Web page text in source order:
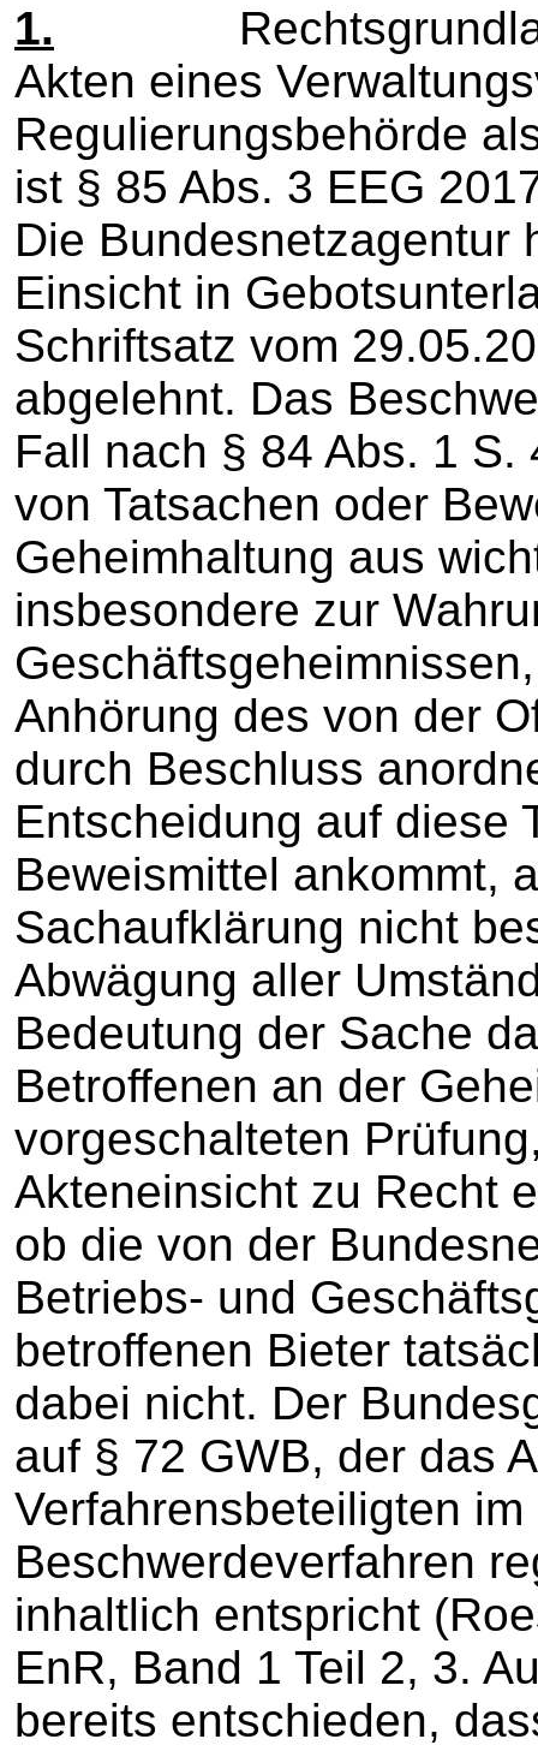
1. Rechtsgrundlage
Akten eines
Regulierungsbehörde
ist § 85 Abs. 3 EEG
Die Bundesnetzagentur
Einsicht in
Schriftsatz vom
abgelehnt. Das
Fall nach § 84 Abs. 1
von Tatsachen oder
Geheimhaltung aus
insbesondere zur
Anhörung des von der
durch Beschluss
Entscheidung auf diese
Beweismittel ankommt,
Sachaufklärung nicht
Abwägung aller
Bedeutung der Sache
Betroffenen an der
vorgeschalteten
Akteneinsicht zu Recht
ob die von der
Betriebs- und
betroffenen Bieter
dabei nicht. Der
auf § 72 GWB, der das
Verfahrensbeteiligten
Beschwerdeverfahren
inhaltlich entspricht
EnR, Band 1 Teil 2, 3.
bereits entschieden,